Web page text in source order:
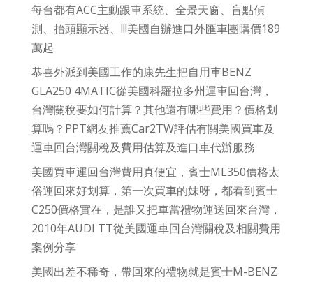
每台都有ACC主動跟車系統、全景天窗、盲點偵
測、抬頭顯示器、!!!美國自辦進口外匯車團購價189
萬起
恭喜外派到美國工作的康先生把自用車BENZ
GLA250 4MATIC從美國科羅拉多州運車回台灣，
台灣關稅要如何計算？其他還有哪些費用？價格划
算嗎？PPT網友推薦Car2TW評估有關美國買車及
運車回台灣關稅及費用估算及進口車代辦服務
美國買車運回台灣費用真便宜，賓士ML350價格太
俗運回來好划算，第一次買車的妹呀，都看到賓士
C250價格實在，是誰又把車當禮物運送回來台灣，
2010年AUDI TT從美國運車回台灣關稅及相關費用
案例分享
美國出差不稀奇，帶回來的禮物就是賓士M-BENZ